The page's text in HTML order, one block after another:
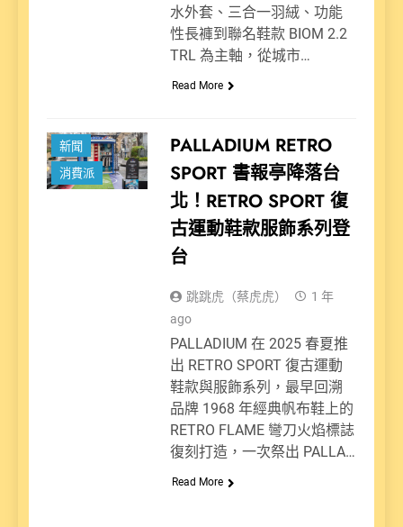
水外套、三合一羽絨、功能
性長褲到聯名鞋款 BIOM 2.2
TRL 為主軸，從城市…
Read More
新聞
消費派
PALLADIUM RETRO
SPORT 書報亭降落台
北！RETRO SPORT 復
古運動鞋款服飾系列登
台
跳跳虎（蔡虎虎）
1 年
ago
PALLADIUM 在 2025 春夏推
出 RETRO SPORT 復古運動
鞋款與服飾系列，最早回溯
品牌 1968 年經典帆布鞋上的
RETRO FLAME 彎刀火焰標誌
復刻打造，一次祭出 PALLA…
Read More